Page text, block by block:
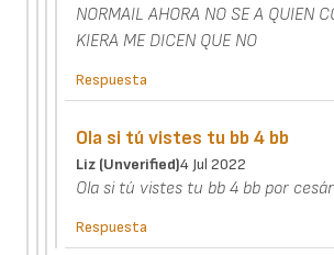
NORMAIL AHORA NO SE A QUIEN
KIERA ME DICEN QUE NO
Respuesta
Ola si tú vistes tu bb 4 bb
Liz (unverified)4 Jul 2022
Ola si tú vistes tu bb 4 bb por
Respuesta